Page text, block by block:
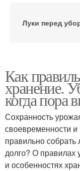
Луки перед
Как
хранение.
когда пора
Сохранность
своевременности и
правильно собрать
долго? О правилах
и особенностях